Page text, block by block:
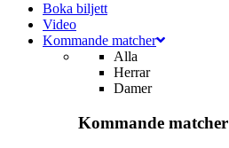
Boka biljett
Video
Kommande matcher
Alla
Herrar
Damer
Kommande matcher